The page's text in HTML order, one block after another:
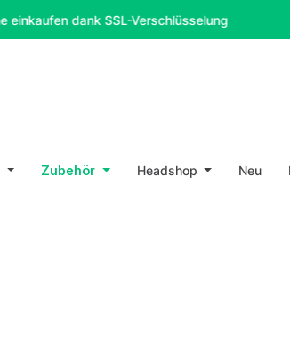
dank SSL-Verschlüsselung
Zubehör Headshop Neu